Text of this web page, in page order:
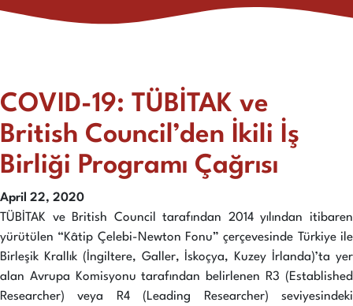
COVID-19: TÜBİTAK ve
British Council’den İkili İş
Birliği Programı Çağrısı
April 22, 2020
TÜBİTAK ve British Council tarafından 2014 yılından itibaren
yürütülen “Kâtip Çelebi-Newton Fonu” çerçevesinde Türkiye ile
Birleşik Krallık (İngiltere, Galler, İskoçya, Kuzey İrlanda)’ta yer
alan Avrupa Komisyonu tarafından belirlenen R3 (Established
Researcher) veya R4 (Leading Researcher) seviyesindeki